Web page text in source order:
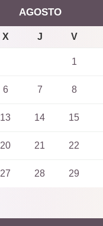
AGOSTO
X J V
1
6 7 8
13 14 15
20 21 22
27 28 29